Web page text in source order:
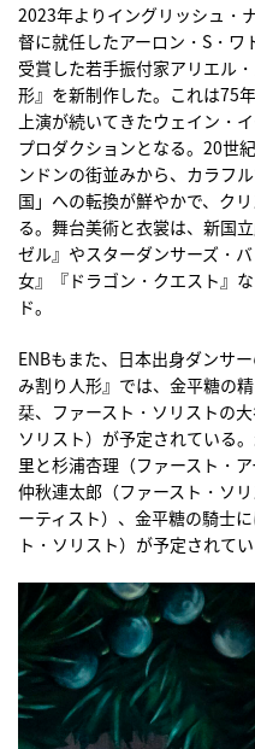
2023年よりイングリッシュ・
督に就任したアーロン・S・
受賞した若手振付家アリエル
形』を新制作した。これは75
上演が続いてきたウェイン・
プロダクションとなる。20世
ンドンの街並みから、カラフ
国」への転換が鮮やかで、ク
る。舞台美術と衣裳は、新国
ゼル』やスターダンサーズ・
女』『ドラゴン・クエスト』
ド。
ENBもまた、日本出身ダンサ
み割り人形』では、金平糖の
栞、ファースト・ソリストの
ソリスト）が予定されている
里と杉浦杏理（ファースト・
仲秋連太郎（ファースト・ソ
ーティスト）、金平糖の騎士
ト・ソリスト）が予定されてい